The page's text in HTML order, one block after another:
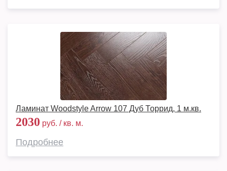
Ламинат Woodstyle Arrow 107 Дуб Торрид, 1 м.кв.
2030 руб. / кв. м.
Подробнее